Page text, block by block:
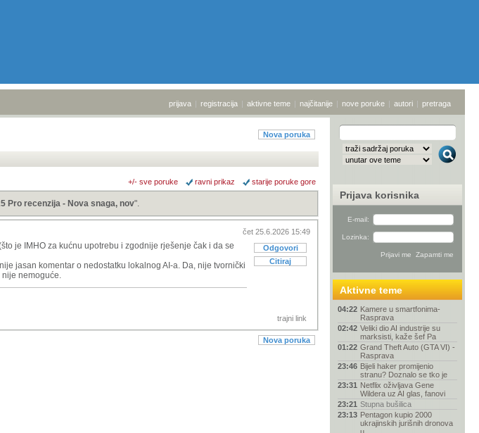
prijava | registracija | aktivne teme | najčitanije | nove poruke | autori | pretraga
Nova poruka
+/- sve poruke ravni prikaz starije poruke gore
Pro recenzija - Nova snaga, nov".
čet 25.6.2026 15:49
Odgovori
Citiraj
je IMHO za kućnu upotrebu i zgodnije rješenje čak i da se
jasan komentar o nedostatku lokalnog AI-a. Da, nije tvornički
nije nemoguće.
trajni link
Nova poruka
Prijava korisnika
E-mail:
Lozinka:
Aktivne teme
04:22 Kamere u smartfonima-
Rasprava
02:42 Veliki dio AI industrije su
marksisti, kaže šef Pa
01:22 Grand Theft Auto (GTA VI) -
Rasprava
23:46 Bijeli haker promijenio
stranu? Doznalo se tko je
23:31 Netflix oživljava Gene
Wildera uz AI glas, fanovi
23:21 Stupna bušilica
23:13 Pentagon kupio 2000
ukrajinskih jurišnih dronova